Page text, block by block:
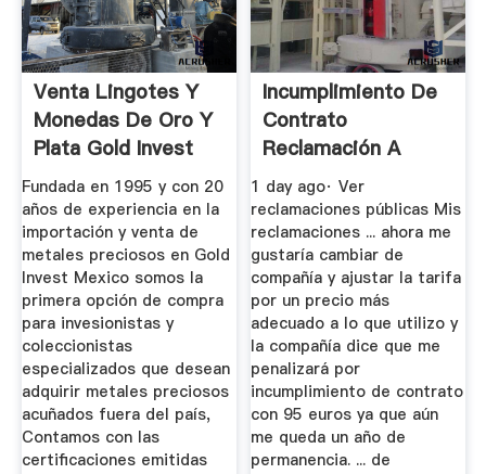
Venta Lingotes Y
Monedas De Oro Y
Plata Gold Invest
Mexico
Fundada en 1995 y con 20
años de experiencia en la
importación y venta de
metales preciosos en Gold
Invest Mexico somos la
primera opción de compra
para invesionistas y
coleccionistas
especializados que desean
adquirir metales preciosos
acuñados fuera del país,
Contamos con las
certificaciones emitidas
Incumplimiento De
Contrato
Reclamación A
ORANGE ...
1 day ago· Ver
reclamaciones públicas Mis
reclamaciones ... ahora me
gustaría cambiar de
compañía y ajustar la tarifa
por un precio más
adecuado a lo que utilizo y
la compañía dice que me
penalizará por
incumplimiento de contrato
con 95 euros ya que aún
me queda un año de
permanencia. ... de